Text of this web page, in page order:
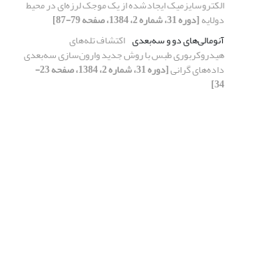
الکتروسایزمیک ایجادشده از یک موجک لرزه‌ای در محیط
دولایه[دوره 31، شماره 2، 1384، صفحه 79-87]
آنومالی‌های دو و سه‌بعدی اکتشاف تله‌های
هیدروکربوری طبس با روش جدید وارون‌سازی سه‌بعدی
داده‌های گرانی [دوره 31، شماره 2، 1384، صفحه 23-
34]